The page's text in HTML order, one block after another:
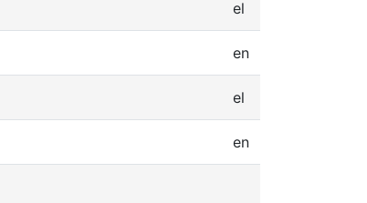
el
en
el
en